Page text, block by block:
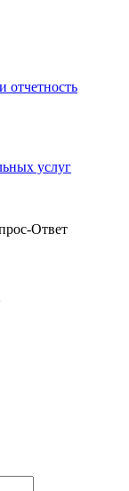
отчетность
услуг
Ответ